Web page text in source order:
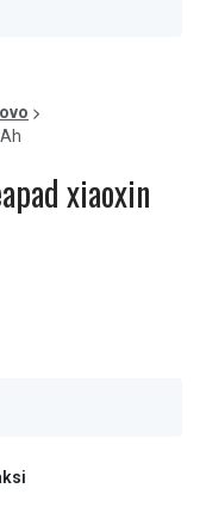
xiaoxin